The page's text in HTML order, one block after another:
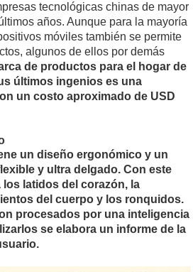
tecnológicas chinas de mayor
años. Aunque para la mayoría
móviles también se permite
algunos de ellos por demás
de productos para el hogar de
últimos ingenios es una
un costo aproximado de USD
un diseño ergonómico y un
y ultra delgado. Con este
latidos del corazón, la
del cuerpo y los ronquidos.
procesados por una inteligencia
se elabora un informe de la